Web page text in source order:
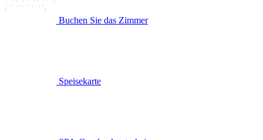
Buchen Sie das Zimmer
Speisekarte